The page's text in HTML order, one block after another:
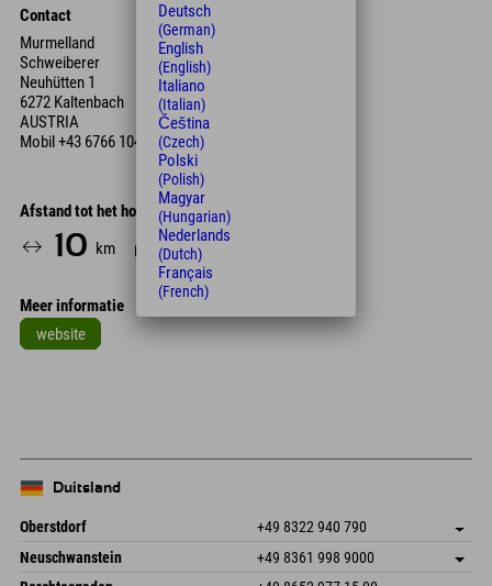
Contact
Murmelland
Schweiberer
Neuhütten 1
6272 Kaltenbach
AUSTRIA
Mobil +43 6766 104 250
Afstand tot het hotel
10 km 23
Meer informatie
website
Duitsland
Oberstdorf +49 8322 940 790
An der Breitach 3
87538 Fischen I. Allgäu
Adres opslaan
Aankomstinformatie
Neuschwanstein +49 8361 998 9000
An der Riese 45
Adres opslaan
Deutsch
(German)
English
(English)
Italiano
(Italian)
Čeština
(Czech)
Polski
(Polish)
Magyar
(Hungarian)
Nederlands
(Dutch)
Français
(French)